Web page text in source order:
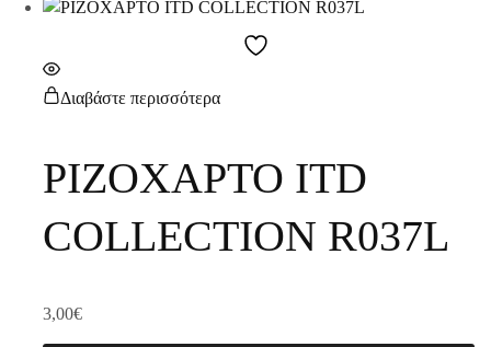
Διαβάστε περισσότερα
ΡΙΖΟΧΑΡΤΟ ITD
COLLECTION R037L
3,00€